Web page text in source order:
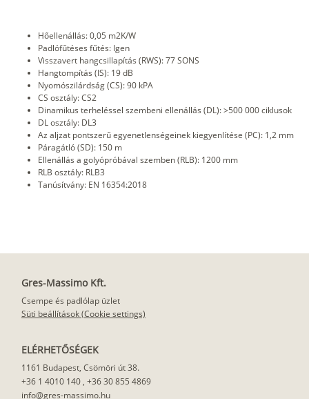
Hőellenállás: 0,05 m2K/W
Padlófűtéses fűtés: Igen
Visszavert hangcsillapítás (RWS): 77 SONS
Hangtompítás (IS): 19 dB
Nyomószilárdság (CS): 90 kPA
CS osztály: CS2
Dinamikus terheléssel szembeni ellenállás (DL): >500 000 ciklusok
DL osztály: DL3
Az aljzat pontszerű egyenetlenségeinek kiegyenlítése (PC): 1,2 mm
Páragátló (SD): 150 m
Ellenállás a golyópróbával szemben (RLB): 1200 mm
RLB osztály: RLB3
Tanúsítvány: EN 16354:2018
Gres-Massimo Kft.
Csempe és padlólap üzlet
Süti beállítások (Cookie settings)
ELÉRHETŐSÉGEK
1161 Budapest, Csömöri út 38.
+36 1 4010 140 , +36 30 855 4869
info@gres-massimo.hu